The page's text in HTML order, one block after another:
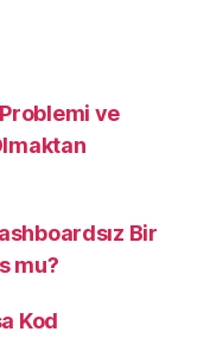
Problemi ve
Bir
mu?
Kod